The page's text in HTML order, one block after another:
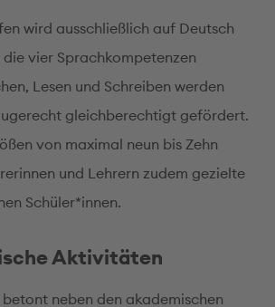
wird ausschließlich auf Deutsch
vier Sprachkompetenzen
Lesen und Schreiben werden
gleichberechtigt gefördert.
von maximal neun bis Zehn
und Lehrern zudem gezielte
Schüler*innen.
Aktivitäten
neben den akademischen